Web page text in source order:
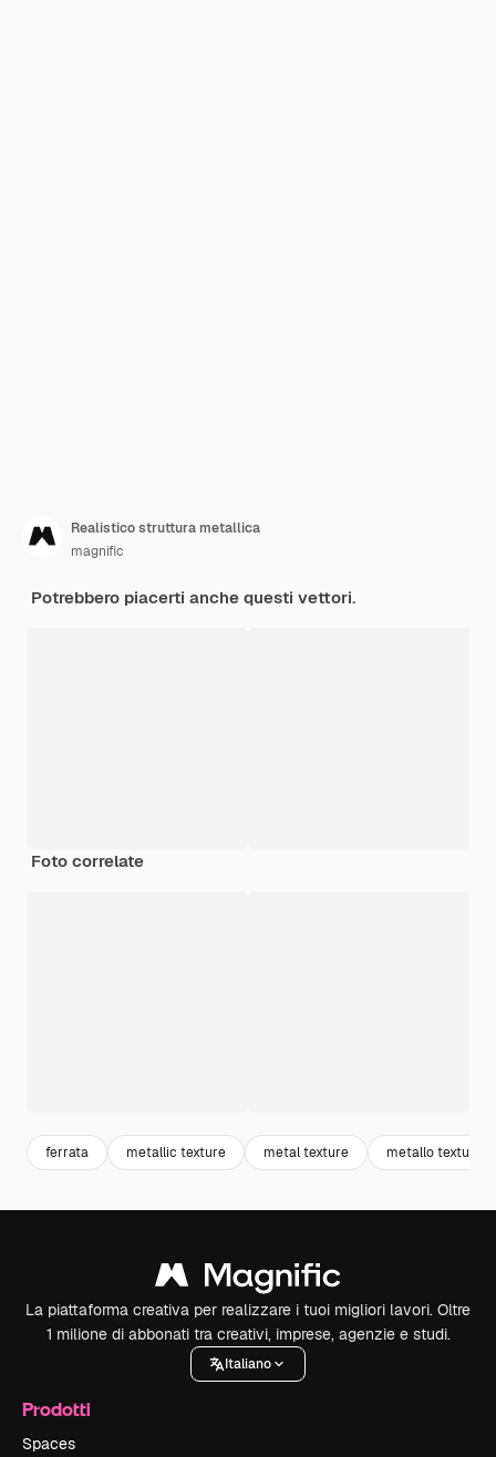
Realistico struttura metallica
magnific
Potrebbero piacerti anche questi vettori.
Foto correlate
ferrata metallic texture metal texture metallo texture
La piattaforma creativa per realizzare i tuoi migliori lavori. Oltre
1 milione di abbonati tra creativi, imprese, agenzie e studi.
Italiano
Prodotti
Spaces